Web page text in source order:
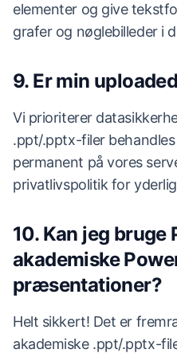
elementer og give
grafer og nøglebilleder i
9. Er min
Vi prioriterer
.ppt/.pptx-filer
permanent på vores
privatlivspolitik for
10. Kan jeg bruge
akademiske
præsentationer?
Helt sikkert! Det er
akademiske .ppt/.pptx-